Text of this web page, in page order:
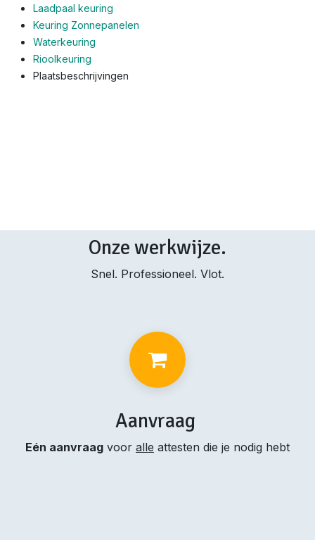
Laadpaal keuring
Keuring Zonnepanelen
Waterkeuring
Rioolkeuring
Plaatsbeschrijvingen
Onze werkwijze.
Snel. Professioneel. Vlot.
Aanvraag
Eén aanvraag voor alle attesten die je nodig hebt